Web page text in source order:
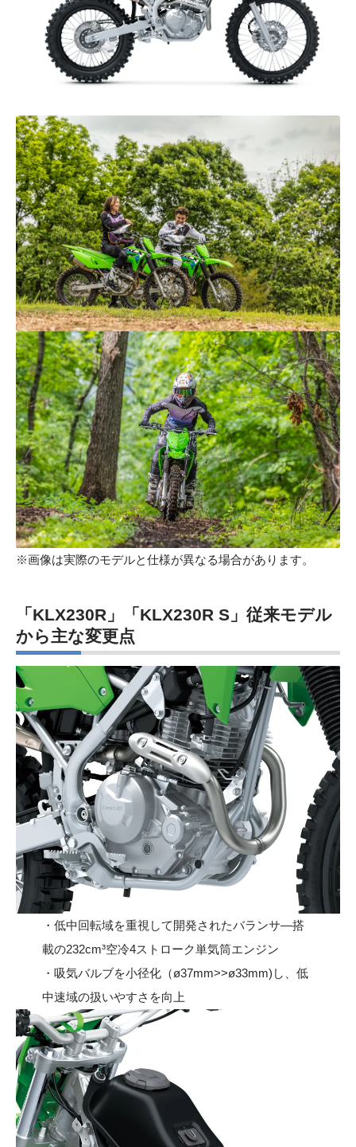
※画像は実際のモデルと仕様が異なる場合があります。
「KLX230R」「KLX230R S」従来モデル
から主な変更点
・低中回転域を重視して開発されたバランサ―搭
載の232cm³空冷4ストローク単気筒エンジン
・吸気バルブを小径化（ø37mm>>ø33mm)し、低
中速域の扱いやすさを向上